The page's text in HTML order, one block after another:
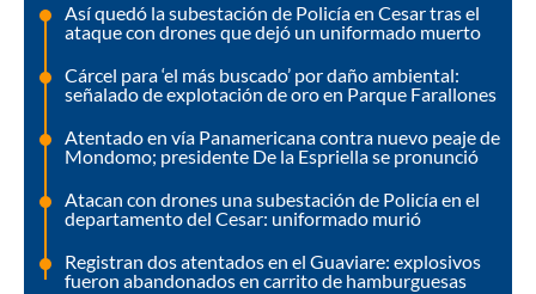
Así quedó la subestación de Policía en Cesar tras el
ataque con drones que dejó un uniformado muerto
Cárcel para ‘el más buscado’ por daño ambiental:
señalado de explotación de oro en Parque Farallones
Atentado en vía Panamericana contra nuevo peaje de
Mondomo; presidente De la Espriella se pronunció
Atacan con drones una subestación de Policía en el
departamento del Cesar: uniformado murió
Registran dos atentados en el Guaviare: explosivos
fueron abandonados en carrito de hamburguesas